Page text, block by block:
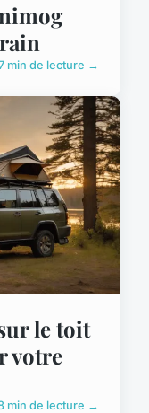
min de lecture →
le toit
votre
min de lecture →